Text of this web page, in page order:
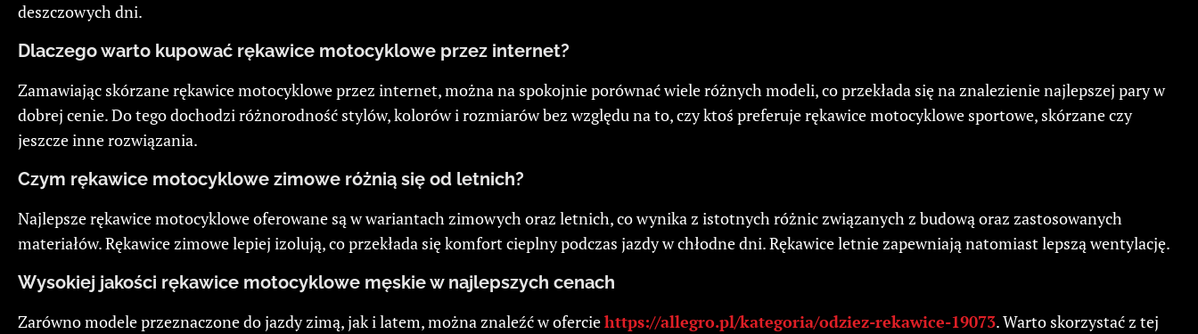
deszczowych dni.
Dlaczego warto kupować rękawice motocyklowe przez internet?
Zamawiając skórzane rękawice motocyklowe przez internet, można na spokojnie porównać wiele różnych modeli, co przekłada się na znalezienie najlepszej pary w
dobrej cenie. Do tego dochodzi różnorodność stylów, kolorów i rozmiarów bez względu na to, czy ktoś preferuje rękawice motocyklowe sportowe, skórzane czy
jeszcze inne rozwiązania.
Czym rękawice motocyklowe zimowe różnią się od letnich?
Najlepsze rękawice motocyklowe oferowane są w wariantach zimowych oraz letnich, co wynika z istotnych różnic związanych z budową oraz zastosowanych
materiałów. Rękawice zimowe lepiej izolują, co przekłada się komfort cieplny podczas jazdy w chłodne dni. Rękawice letnie zapewniają natomiast lepszą wentylację.
Wysokiej jakości rękawice motocyklowe męskie w najlepszych cenach
Zarówno modele przeznaczone do jazdy zimą, jak i latem, można znaleźć w oferciehttps://allegro.pl/kategoria/odziez-rekawice-19073. Warto skorzystać z tej